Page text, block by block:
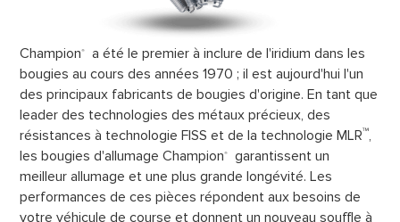
Champion®
a été le premier à inclure de l'iridium dans les
bougies au cours des années 1970 ; il est aujourd'hui l'un
des principaux fabricants de bougies d'origine. En tant que
leader des technologies des métaux précieux, des
résistances à technologie FISS et de la technologie MLR™,
les bougies d'allumage Champion®
garantissent un
meilleur allumage et une plus grande longévité. Les
performances de ces pièces répondent aux besoins de
votre véhicule de course et donnent un nouveau souffle à